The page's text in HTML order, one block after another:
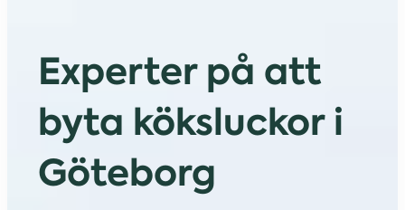
Experter på att
byta köksluckor i
Göteborg